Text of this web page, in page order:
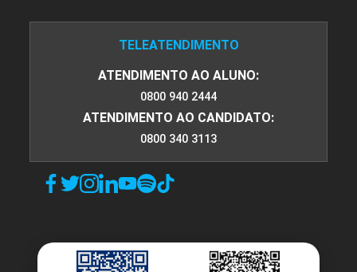
TELEATENDIMENTO
ATENDIMENTO AO ALUNO:
0800 940 2444
ATENDIMENTO AO CANDIDATO:
0800 340 3113